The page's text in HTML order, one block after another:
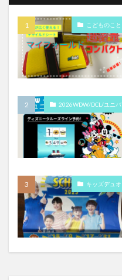
こどものこと
2026WDW/DCL/ユニバ
キッズデュオ